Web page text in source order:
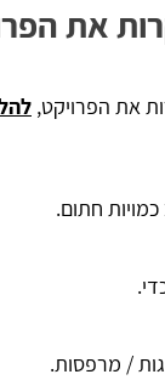
את
את הפרויקט,
חתום.
/ מרפסות.